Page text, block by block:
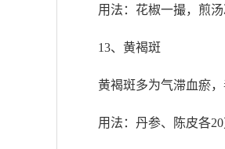
用法：花椒一撮，煎
13、黄褐斑
黄褐斑多为气滞血瘀
用法：丹参、陈皮各